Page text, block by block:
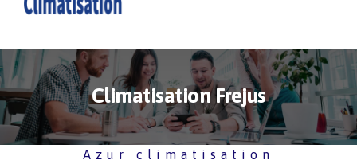
Climatisation Frejus
Azur climatisation